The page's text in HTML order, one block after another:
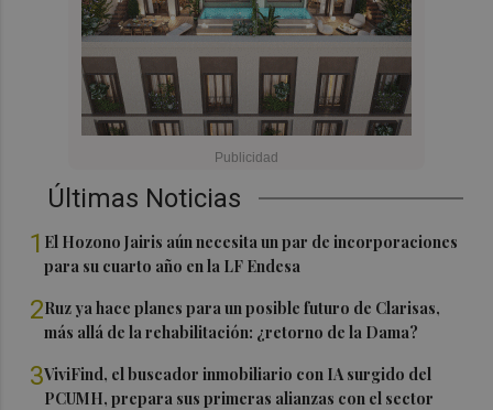
Últimas Noticias
1 El Hozono Jairis aún necesita un par de incorporaciones
para su cuarto año en la LF Endesa
2Ruz ya hace planes para un posible futuro de Clarisas,
más allá de la rehabilitación: ¿retorno de la Dama?
3ViviFind, el buscador inmobiliario con IA surgido del
PCUMH, prepara sus primeras alianzas con el sector